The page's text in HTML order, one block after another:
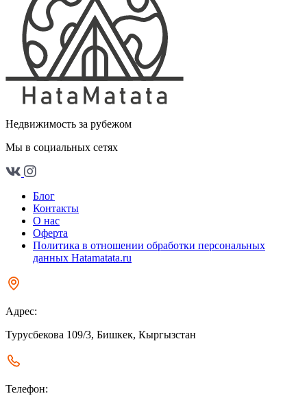
Недвижимость за рубежом
Мы в социальных сетях
Блог
Контакты
О нас
Оферта
Политика в отношении обработки персональных
данных Hatamatata.ru
Адрес:
Турусбекова 109/3, Бишкек, Кыргызстан
Телефон: